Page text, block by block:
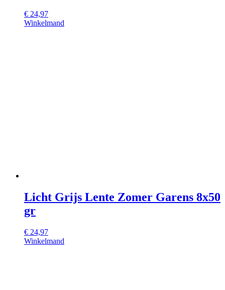
€ 24,97
Winkelmand
Licht Grijs Lente Zomer Garens 8x50
gr
€ 24,97
Winkelmand